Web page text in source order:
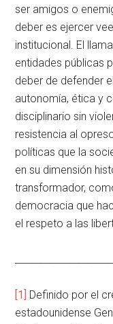
ser amigos o
deber es ejercer
institucional. El
entidades públicas
deber de defender
autonomía, ética y
disciplinario sin
resistencia al
políticas que la
en su dimensión
transformador,
democracia que
el respeto a las
[1] Definido por el
estadounidense